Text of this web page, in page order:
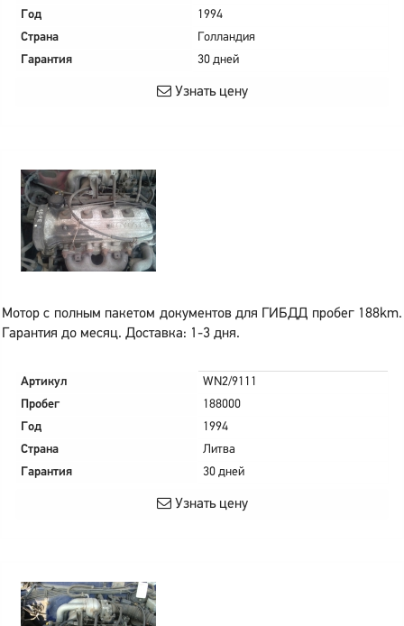
Год
1994
Страна
Голландия
Гарантия
30 дней
Узнать цену
Мотор с полным пакетом документов для ГИБДД пробег 188km.
Гарантия до месяц. Доставка: 1-3 дня.
Артикул
WN2/9111
Пробег
188000
Год
1994
Страна
Литва
Гарантия
30 дней
Узнать цену